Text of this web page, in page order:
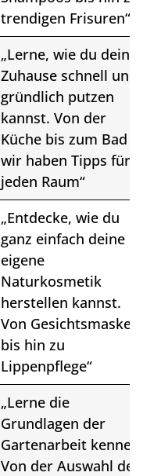
trendigen Frisuren“
„Lerne, wie du dein
Zuhause schnell und
gründlich putzen
kannst. Von der
Küche bis zum Bad –
wir haben Tipps für
jeden Raum“
„Entdecke, wie du
ganz einfach deine
eigene
Naturkosmetik
herstellen kannst.
Von Gesichtsmasken
bis hin zu
Lippenpflege“
„Lerne die
Grundlagen der
Gartenarbeit kennen.
Von der Auswahl der